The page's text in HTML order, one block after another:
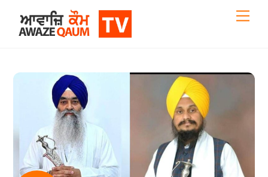
content